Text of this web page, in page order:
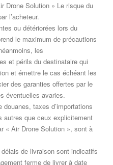
Drone Solution » Le risque du
l’acheteur.
ou détériorées lors du
le maximum de précautions
les
et périls du destinataire qui
et émettre le cas échéant les
des garanties offertes par le
éventuelles avaries.
douanes, taxes d’importations
autres que ceux explicitement
« Air Drone Solution », sont à
de livraison sont indicatifs
ferme de livrer à date